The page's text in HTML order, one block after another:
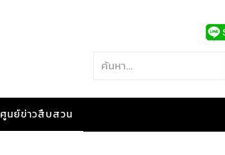
ศูนย์ข่าวสืบสวน